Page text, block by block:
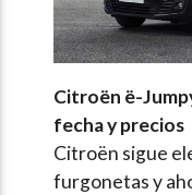
Citroën ë-
fecha y precios
Citroën sigue
furgonetas y